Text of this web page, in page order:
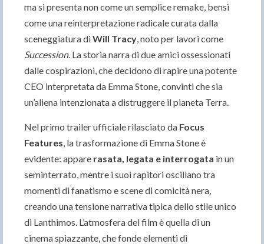
ma si presenta non come un semplice remake, bensì
come una reinterpretazione radicale curata dalla
sceneggiatura diWill Tracy, noto per lavori come
Succession. La storia narra di due amici ossessionati
dalle cospirazioni, che decidono di rapire una potente
CEO interpretata da Emma Stone, convinti che sia
un’aliena intenzionata a distruggere il pianeta Terra.
Nel primo trailer ufficiale rilasciato da Focus
Features, la trasformazione di Emma Stone è
evidente: appare rasata, legata e interrogata in un
seminterrato, mentre i suoi rapitori oscillano tra
momenti di fanatismo e scene di comicità nera,
creando una tensione narrativa tipica dello stile unico
di Lanthimos. L’atmosfera del film è quella di un
cinema spiazzante, che fonde elementi di